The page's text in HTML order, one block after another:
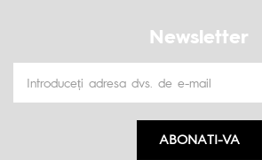
Newsletter
ABONATI-VA